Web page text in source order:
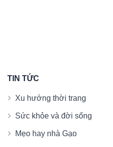
TIN TỨC
Xu hướng thời trang
Sức khỏe và đời sống
Mẹo hay nhà Gạo